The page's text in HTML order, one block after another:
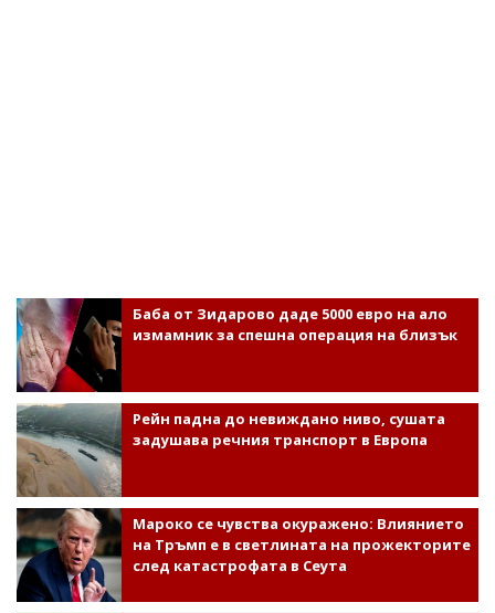
Баба от Зидарово даде 5000 евро на ало
измамник за спешна операция на близък
Рейн падна до невиждано ниво, сушата
задушава речния транспорт в Европа
Мароко се чувства окуражено: Влиянието
на Тръмп е в светлината на прожекторите
след катастрофата в Сеута